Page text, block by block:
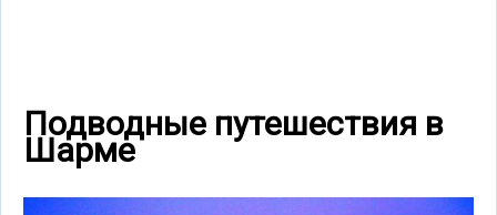
Подводные путешествия в
Шарме